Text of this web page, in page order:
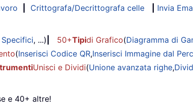
Crittografa/Decrittografa celle
Invia
, ...) 50+Tipidi Grafico(Diagramma di
(Inserisci Codice QR,Inserisci Immagine dal
Unisci e Dividi(Unione avanzata righe,
e 40+ altre!